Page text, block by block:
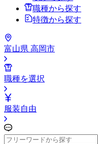
職種から探す
特徴から探す
富山県 高岡市
職種を選択
服装自由